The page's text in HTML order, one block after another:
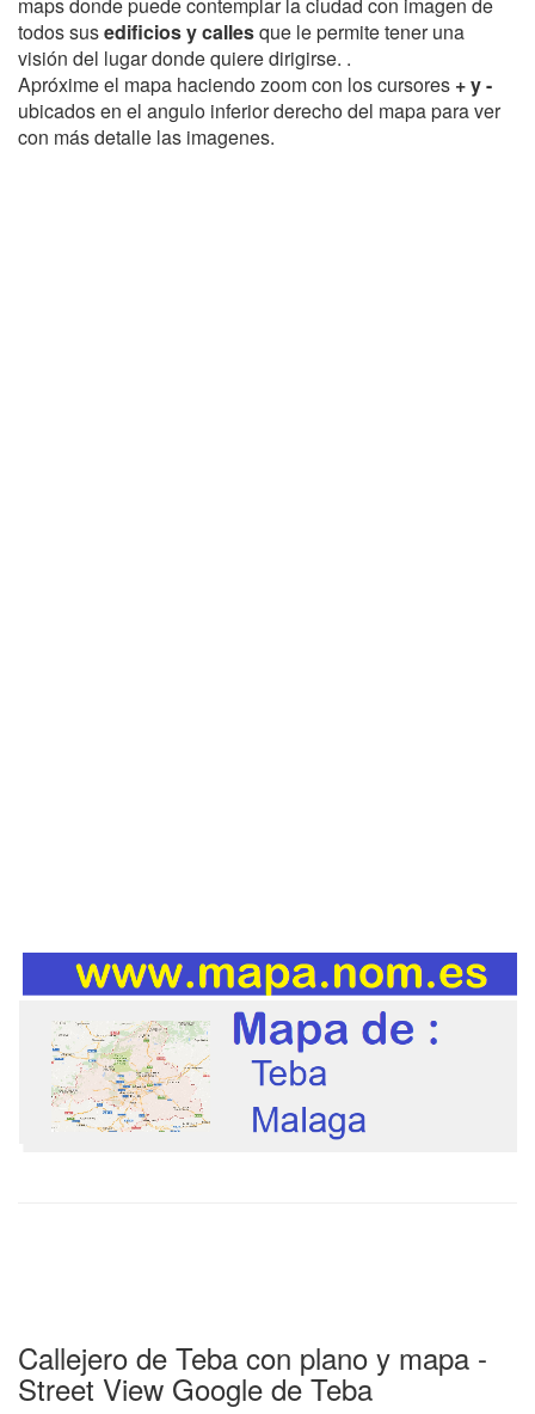
todos susedificios y callesque le permite tener una
visión del lugar donde quiere dirigirse. .
Apróxime el mapa haciendo zoom con los cursores + y -
ubicados en el angulo inferior derecho del mapa para ver
con más detalle las imagenes.
Callejero de Teba con plano y mapa -
Street View Google de Teba